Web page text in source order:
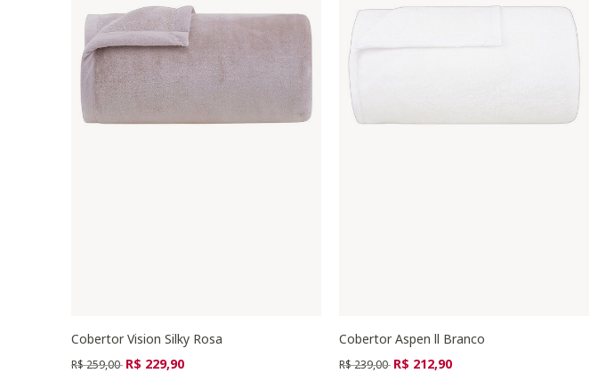
Cobertor Vision Silky Rosa
Preço reduzido de
R$ 259,00 para
R$ 229,90
Cobertor Aspen ll Branco
Preço reduzido de
R$ 239,00 para
R$ 212,90